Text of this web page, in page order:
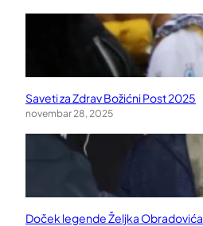
Saveti za Zdrav Božićni Post 2025
novembar 28, 2025
Doček legende Željka Obradovića